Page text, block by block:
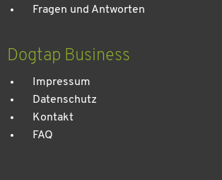
Fragen und Antworten
Dogtap Business
Impressum
Datenschutz
Kontakt
FAQ